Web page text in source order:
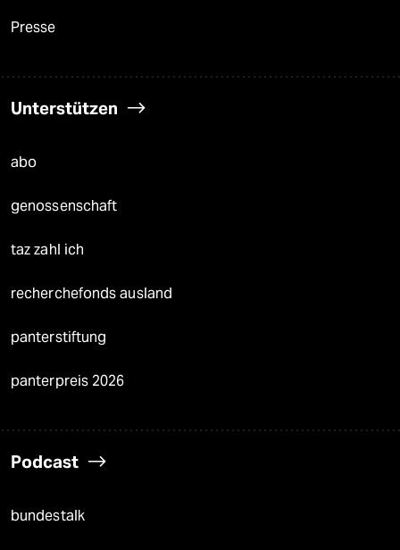
Presse
Unterstützen
abo
genossenschaft
taz zahl ich
recherchefonds ausland
panterstiftung
panterpreis 2026
Podcast
bundestalk